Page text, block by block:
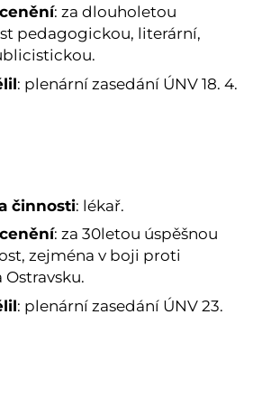
: za dlouholetou
pedagogickou, literární,
: plenární zasedání ÚNV 18. 4.
činnosti: lékař.
: za 30letou úspěšnou
zejména v boji proti
: plenární zasedání ÚNV 23.